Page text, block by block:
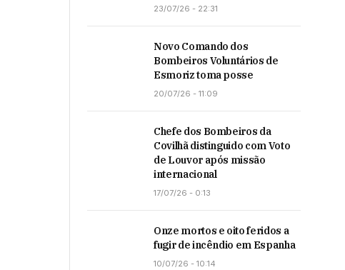
23/07/26 - 22:31
Novo Comando dos
Bombeiros Voluntários de
Esmoriz toma posse
20/07/26 - 11:09
Chefe dos Bombeiros da
Covilhã distinguido com Voto
de Louvor após missão
internacional
17/07/26 - 0:13
Onze mortos e oito feridos a
fugir de incêndio em Espanha
10/07/26 - 10:14